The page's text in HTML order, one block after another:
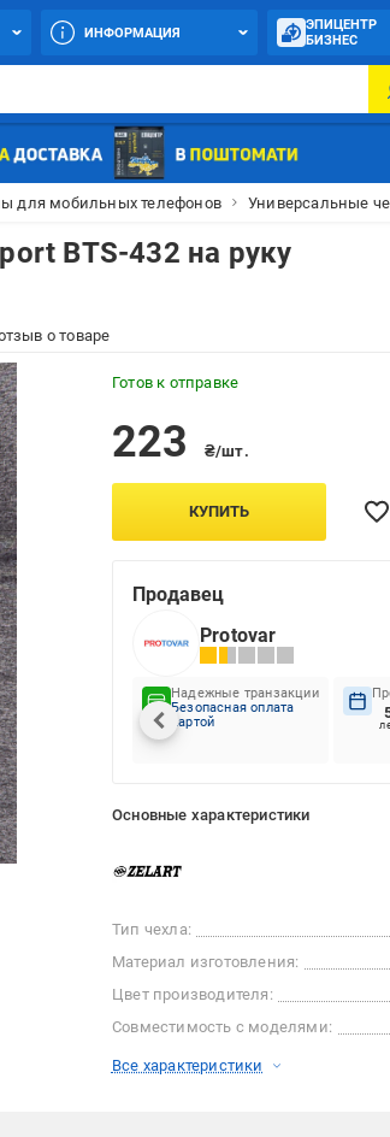
ИНФОРМАЦИЯ
ЭПИЦЕНТР
БИЗНЕС
для мобильных телефонов Универсальные
BTS-432 на руку
о товаре
Готов к отправке
223 ₴/шт.
КУПИТЬ
Продавец
Protovar
Надежные транзакции
Безопасная оплата
картой
Основные характеристики
Тип чехла:
Материал изготовления:
Цвет производителя:
Совместимость с моделями:
Все характеристики